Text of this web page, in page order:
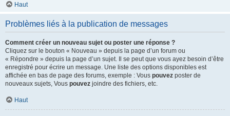
Haut
Problèmes liés à la publication de messages
Comment créer un nouveau sujet ou poster une réponse ?
Cliquez sur le bouton « Nouveau » depuis la page d’un forum ou
« Répondre » depuis la page d’un sujet. Il se peut que vous ayez besoin d’être
enregistré pour écrire un message. Une liste des options disponibles est
affichée en bas de page des forums, exemple : Vous pouvez poster de
nouveaux sujets, Vous pouvez joindre des fichiers, etc.
Haut